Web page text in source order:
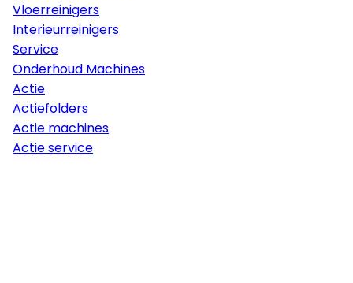
Vloerreinigers
Interieurreinigers
Service
Onderhoud Machines
Actie
Actiefolders
Actie machines
Actie service